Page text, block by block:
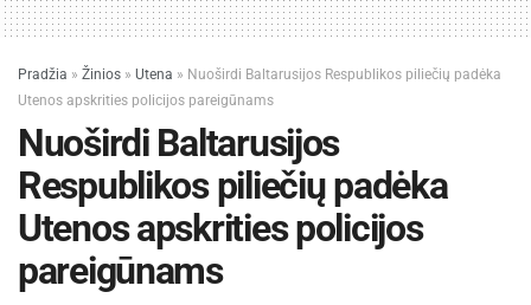
Pradžia » Žinios » Utena » Nuoširdi Baltarusijos Respublikos piliečių padėka
Utenos apskrities policijos pareigūnams
Nuoširdi Baltarusijos
Respublikos piliečių padėka
Utenos apskrities policijos
pareigūnams